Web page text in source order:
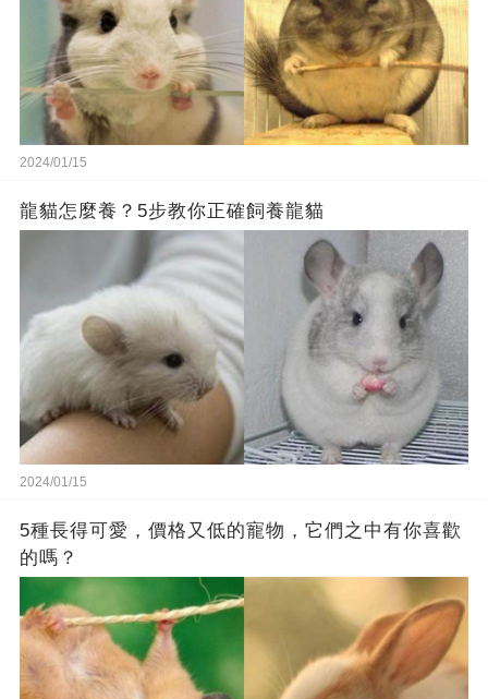
2024/01/15
龍貓怎麼養？5步教你正確飼養龍貓
2024/01/15
5種長得可愛，價格又低的寵物，它們之中有你喜歡
的嗎？